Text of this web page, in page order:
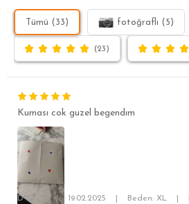
Tümü (33) fotoğraflı (5)
(23)
Kuması cok guzel begendım
D** G** | 19.02.2025 Beden: XL